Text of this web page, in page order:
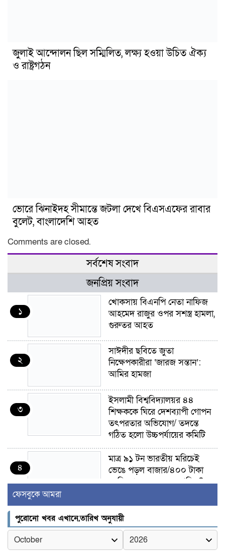
জুলাই আন্দোলন ছিল সম্মিলিত, লক্ষ্য হওয়া উচিত ঐক্য
ও রাষ্ট্রগঠন
ভোরে ঝিনাইদহ সীমান্তে জটলা দেখে বিএসএফের রাবার
বুলেট, বাংলাদেশি আহত
Comments are closed.
সর্বশেষ সংবাদ
জনপ্রিয় সংবাদ
১
খোকসায় বিএনপি নেতা নাফিজ
আহমেদ রাজুর ওপর সশস্ত্র হামলা,
গুরুতর আহত
২
সাঈদীর ছবিতে জুতা
নিক্ষেপকারীরা ‘জারজ সন্তান’:
আমির হামজা
৩
ইসলামী বিশ্ববিদ্যালয়র ৪৪
শিক্ষককে ঘিরে দেশব্যাপী গোপন
তৎপরতার অভিযোগ/ তদন্তে
গঠিত হলো উচ্চপর্যায়ের কমিটি
৪
মাত্র ৯১ টন ভারতীয় মরিচেই
ভেঙে পড়ল বাজার/৪০০ টাকা
কেজি দাম কে ধরে রেখেছিল?
৫
জুলাই আন্দোলন ছিল সম্মিলিত,
লক্ষ্য হওয়া উচিত ঐক্য ও
রাষ্ট্রগঠন
ফেসবুকে আমরা
পুরোনো খবর এখানে,তারিখ অনুযায়ী